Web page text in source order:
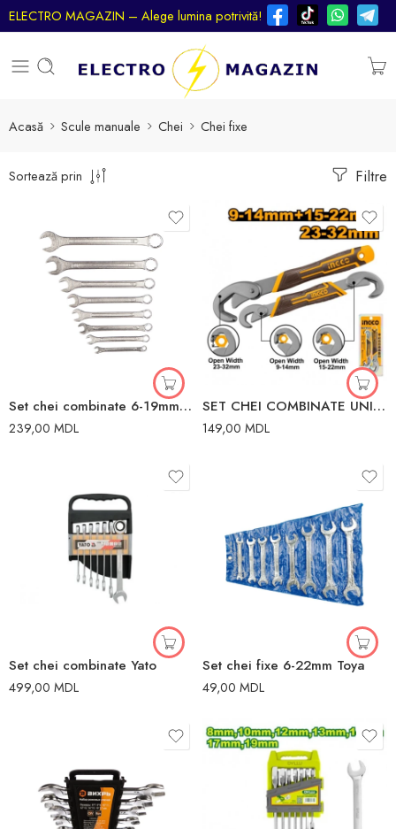
ELECTRO MAGAZIN – Alege lumina potrivită!
Acasă Scule manuale Chei Chei fixe
Filtre
Sortează prin
Set chei combinate 6-19mm Vihri
239,00 MDL
SET CHEI COMBINATE UNIVERSALE 2 BUC INGCO
149,00 MDL
Set chei combinate Yato
499,00 MDL
Set chei fixe 6-22mm Toya
49,00 MDL